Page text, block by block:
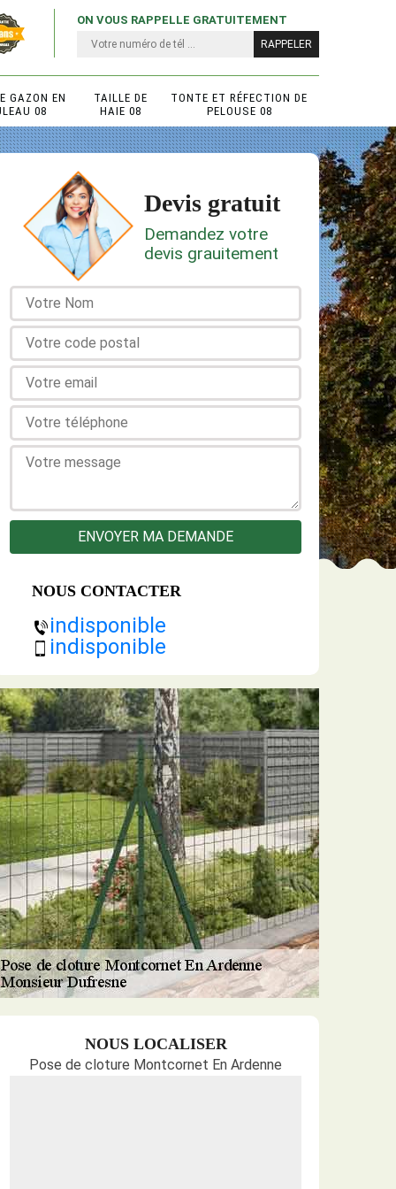
ON VOUS RAPPELLE GRATUITEMENT
GAZON EN
08
TAILLE DE
HAIE 08
TONTE ET RÉFECTION DE
PELOUSE 08
Devis gratuit
Demandez votre
devis grauitement
NOUS CONTACTER
indisponible
indisponible
NOUS LOCALISER
Pose de cloture Montcornet En Ardenne